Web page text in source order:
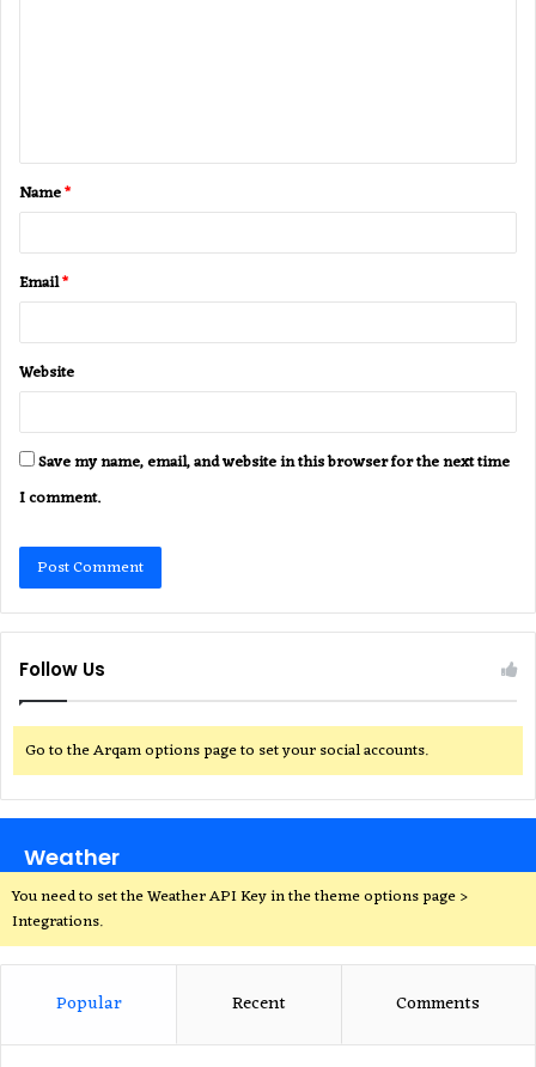
t
*
Name*
Email*
Website
Save my name, email, and website in this browser for the next time
I comment.
Follow Us
Go to the Arqam options page to set your social accounts.
Weather
You need to set the Weather API Key in the theme options page >
Integrations.
Popular Recent Comments